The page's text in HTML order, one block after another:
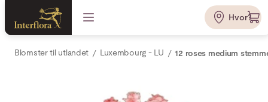
Hvor?
Blomster til utlandet Luxembourg - LU 12 roses medium